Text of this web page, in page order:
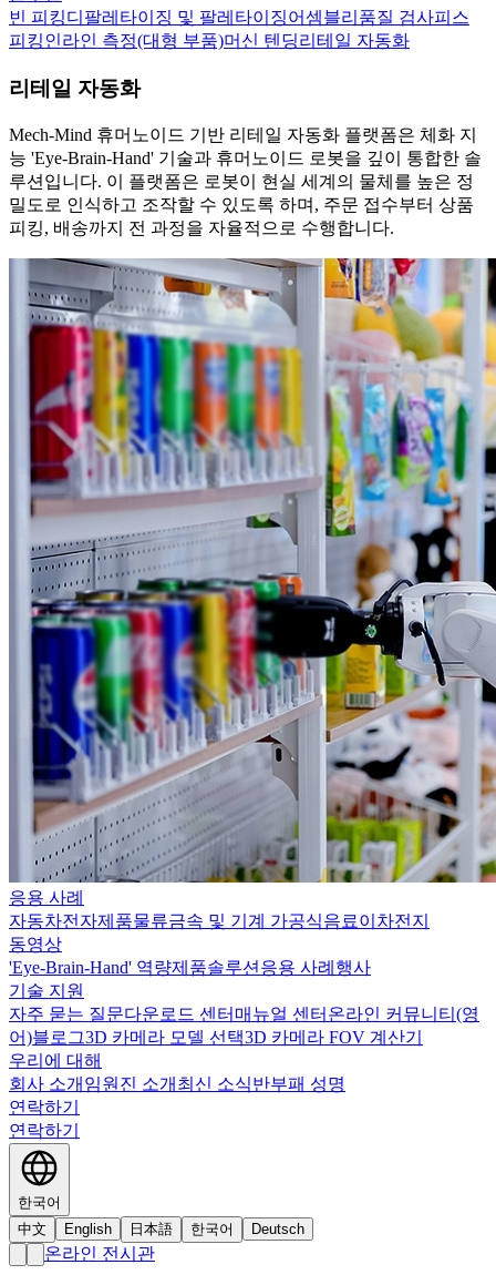
빈 피킹디팔레타이징 및 팔레타이징어셈블리 품질 검사피스
피킹인라인 측정(대형 부품)머신 텐딩리테일 자동화
리테일 자동화
Mech-Mind 휴머노이드 기반 리테일 자동화 플랫폼은 체화 지
능 'Eye-Brain-Hand' 기술과 휴머노이드 로봇을 깊이 통합한 솔
루션입니다. 이 플랫폼은 로봇이 현실 세계의 물체를 높은 정
밀도로 인식하고 조작할 수 있도록 하며, 주문 접수부터 상품
피킹, 배송까지 전 과정을 자율적으로 수행합니다.
응용 사례
자동차전자제품물류금속 및 기계 가공식음료이차전지
동영상
'Eye-Brain-Hand' 역량제품솔루션 응용 사례 행사
기술 지원
자주 묻는 질문다운로드 센터 매뉴얼 센터 온라인 커뮤니티(영
어)블로그3D 카메라 모델 선택3D 카메라 FOV 계산기
우리에 대해
회사 소개 임원진 소개 최신 소식반부패 성명
연락하기
연락하기
한국어
中文
English 日本語 한국어 Deutsch
온라인 전시관